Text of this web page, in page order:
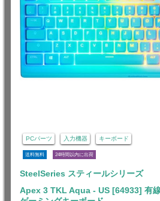
PCパーツ 入力機器 キーボード
送料無料 24時間以内に出荷
SteelSeries スティールシリーズ
Apex 3 TKL Aqua - US [64933] 有